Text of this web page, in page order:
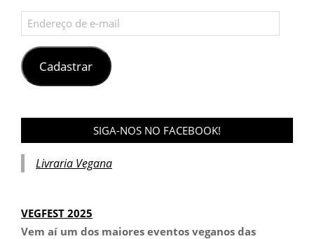
Endereço
de
e-
mailCadastrar
SIGA-NOS NO FACEBOOK!
Livraria Vegana
VEGFEST 2025
Vem aí um dos maiores eventos veganos das